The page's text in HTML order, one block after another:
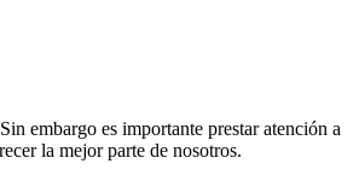
embargo es importante prestar atención a
la mejor parte de nosotros.